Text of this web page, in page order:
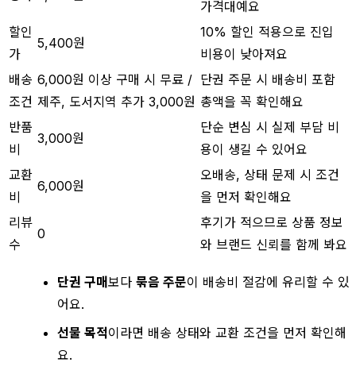
가격대예요
할인
가
5,400원
10% 할인 적용으로 진입
비용이 낮아져요
배송
조건
6,000원 이상 구매 시 무료 /
제주, 도서지역 추가 3,000원
단권 주문 시 배송비 포함
총액을 꼭 확인해요
반품
비
3,000원
단순 변심 시 실제 부담 비
용이 생길 수 있어요
교환
비
6,000원
오배송, 상태 문제 시 조건
을 먼저 확인해요
리뷰
수
0
후기가 적으므로 상품 정보
와 브랜드 신뢰를 함께 봐요
단권 구매보다 묶음 주문이 배송비 절감에 유리할 수 있
어요.
선물 목적이라면 배송 상태와 교환 조건을 먼저 확인해
요.